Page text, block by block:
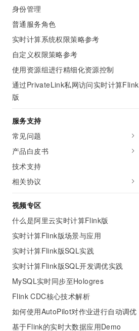
身份管理
普通服务角色
实时计算系统权限策略参考
自定义权限策略参考
使用资源组进行精细化资源控制
通过PrivateLink私网访问实时计算Flink
版
服务支持
常见问题
产品白皮书
技术支持
相关协议
视频专区
什么是阿里云实时计算Flink版
实时计算Flink版场景与应用
实时计算Flink版SQL实践
实时计算Flink版SQL开发调优实践
MySQL实时同步至Hologres
Flink CDC核心技术解析
如何使用AutoPilot对作业进行自动调优
基于Flink的实时大数据应用Demo